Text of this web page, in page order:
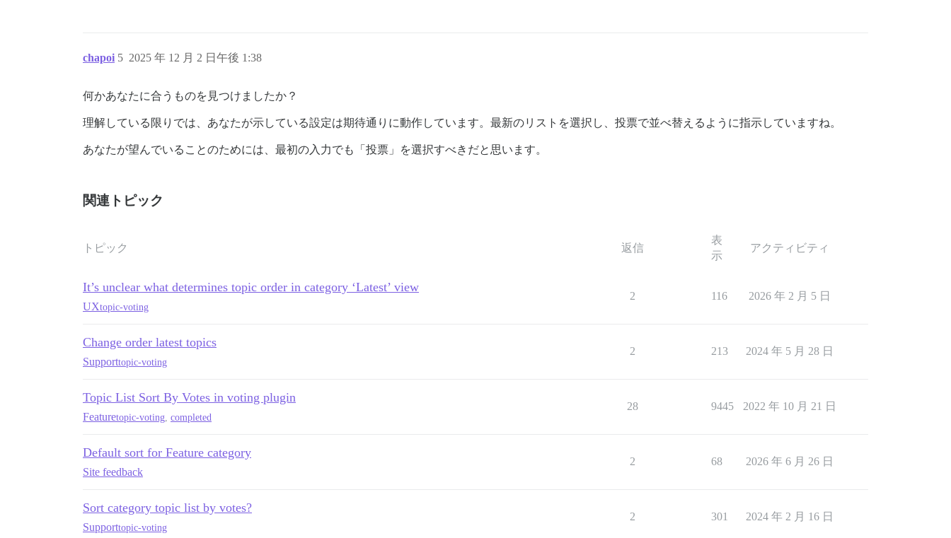
chapoi 2025 年 12 月 2 日午後 1:38
5
何かあなたに合うものを見つけましたか？
理解している限りでは、あなたが示している設定は期待通りに動作しています。最新のリストを選択し、投票で並べ替えるように指示していますね。
あなたが望んでいることのためには、最初の入力でも「投票」を選択すべきだと思います。
関連トピック
トピック 返信
表
示
アクティビティ
It’s unclear what determines topic order in category ‘Latest’ view
UXtopic-voting
2 116 2026 年 2 月 5 日
Change order latest topics
Supporttopic-voting
2 213 2024 年 5 月 28 日
Topic List Sort By Votes in voting plugin
Featuretopic-voting completed
28 9445 2022 年 10 月 21 日
Default sort for Feature category
Site feedback
2 68 2026 年 6 月 26 日
Sort category topic list by votes?
Supporttopic-voting
2 301 2024 年 2 月 16 日